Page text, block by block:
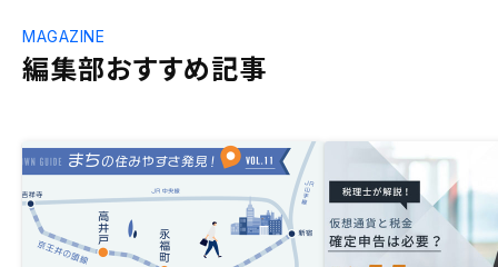
編集部おすすめ記事
MAGAZINE